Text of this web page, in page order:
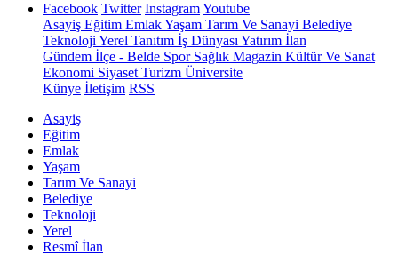
Facebook Twitter InstagramYoutube
Asayiş Eğitim EmlakYaşam Tarım Ve Sanayi Belediye
Teknoloji Yerel Tanıtım İş Dünyası Yatırım İlan
Gündem İlçe - Belde SporSağlık Magazin Kültür Ve Sanat
Ekonomi Siyaset Turizm Üniversite
Künye İletişim RSS
Asayiş
Eğitim
Emlak
Yaşam
Tarım Ve Sanayi
Belediye
Teknoloji
Yerel
Resmî İlan